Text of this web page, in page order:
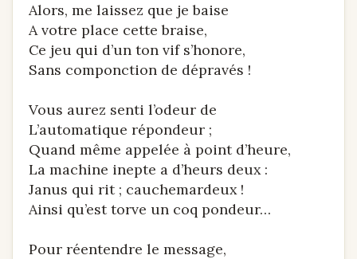
Alors, me laissez que je baise
A votre place cette braise,
Ce jeu qui d’un ton vif s’honore,
Sans componction de dépravés !
Vous aurez senti l’odeur de
L’automatique répondeur ;
Quand même appelée à point d’heure,
La machine inepte a d’heurs deux :
Janus qui rit ; cauchemardeux !
Ainsi qu’est torve un coq pondeur…
Pour réentendre le message,